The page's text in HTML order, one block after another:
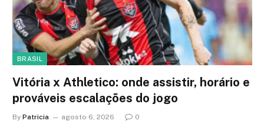
BRASIL
Vitória x Athletico: onde assistir, horário e
prováveis escalações do jogo
By Patricia agosto 6, 2026 0